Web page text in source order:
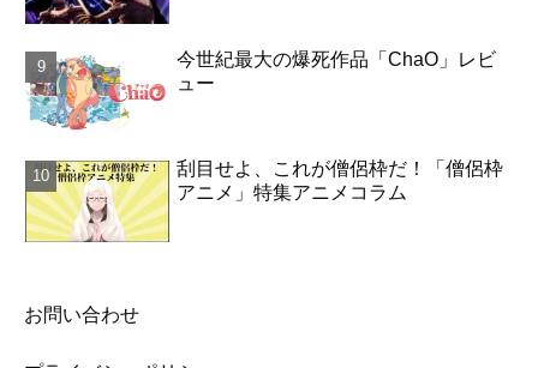
今世紀最大の爆死作品「ChaO」レビ
ュー
刮目せよ、これが僧侶枠だ！「僧侶枠
アニメ」特集アニメコラム
お問い合わせ